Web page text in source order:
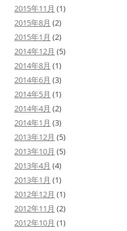
2015年11月 (1)
2015年8月 (2)
2015年1月 (2)
2014年12月 (5)
2014年8月 (1)
2014年6月 (3)
2014年5月 (1)
2014年4月 (2)
2014年1月 (3)
2013年12月 (5)
2013年10月 (5)
2013年4月 (4)
2013年1月 (1)
2012年12月 (1)
2012年11月 (2)
2012年10月 (1)